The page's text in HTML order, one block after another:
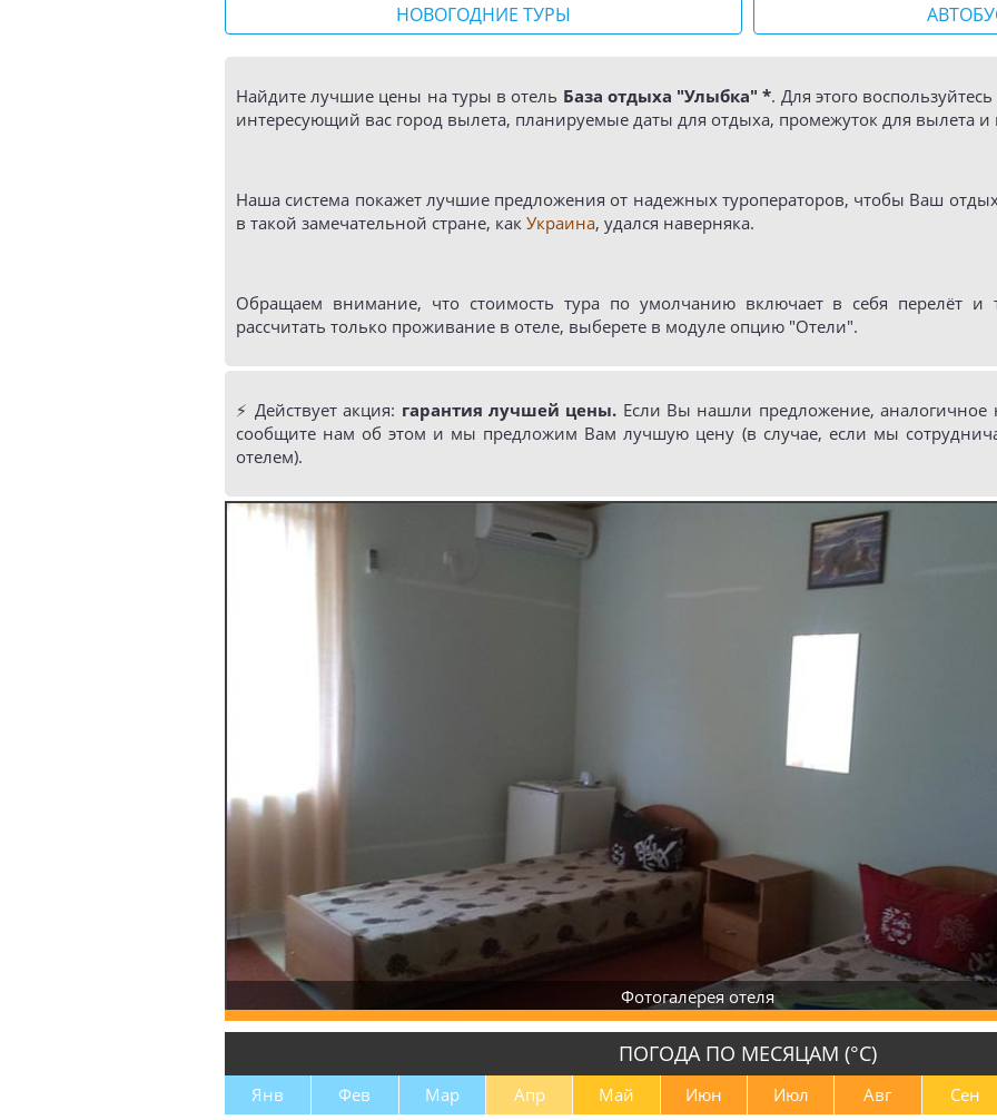
НОВОГОДНИЕ ТУРЫ
Найдите лучшие цены на туры в отель База отдыха "Улыбка" *. Для этого
интересующий вас город вылета, планируемые даты для отдыха, промежуток для вылета и
Наша система покажет лучшие предложения от надежных туроператоров, чтобы Ваш
в такой замечательной стране, как Украина, удался наверняка.
Обращаем внимание, что стоимость тура по умолчанию включает в себя перелёт и
рассчитать только проживание в отеле, выберете в модуле опцию "Отели".
⚡️ Действует акция: гарантия лучшей цены. Если Вы нашли предложение,
сообщите нам об этом и мы предложим Вам лучшую цену (в случае, если мы
отелем).
Фотогалерея отеля
ПОГОДА ПО МЕСЯЦАМ (°С)
Янв Фев Мар Апр Май Июн Июл Авг Сен